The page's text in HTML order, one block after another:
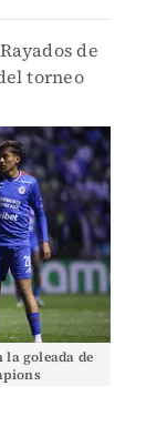
de
torneo
la goleada de